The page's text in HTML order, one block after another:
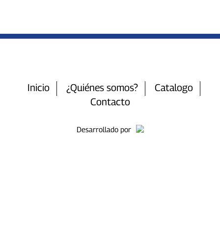
Inicio ¿Quiénes somos?
Catalogo
Contacto
Desarrollado por